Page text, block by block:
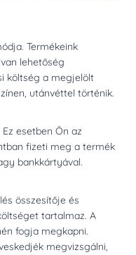
Termékeink
lehetőség
költség a megjelölt
utánvéttel történik.
esetben Ön az
fizeti meg a termék
bankkártyával.
összesítője és
tartalmaz. A
fogja megkapni.
megvizsgálni,